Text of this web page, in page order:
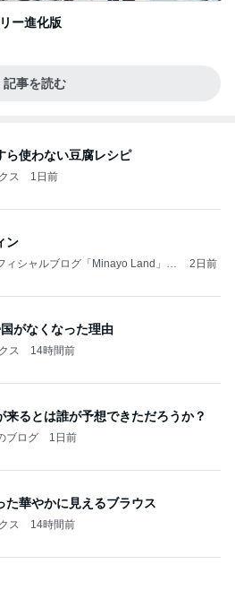
ー進化版
記事を読む
ら使わない豆腐レシピ
ス 1日前
ン
ィシャルブログ「Minayo Land」P
2日前
がなくなった理由
ス 14時間前
来るとは誰が予想できただろうか？
ブログ 1日前
た華やかに見えるブラウス
ス 14時間前